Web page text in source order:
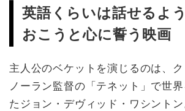
英語くらいは話せるよ
おこうと心に誓う映画
主人公のベケットを演じるのは、ク
ノーラン監督の「テネット」で世
たジョン・デヴィッド・ワシント